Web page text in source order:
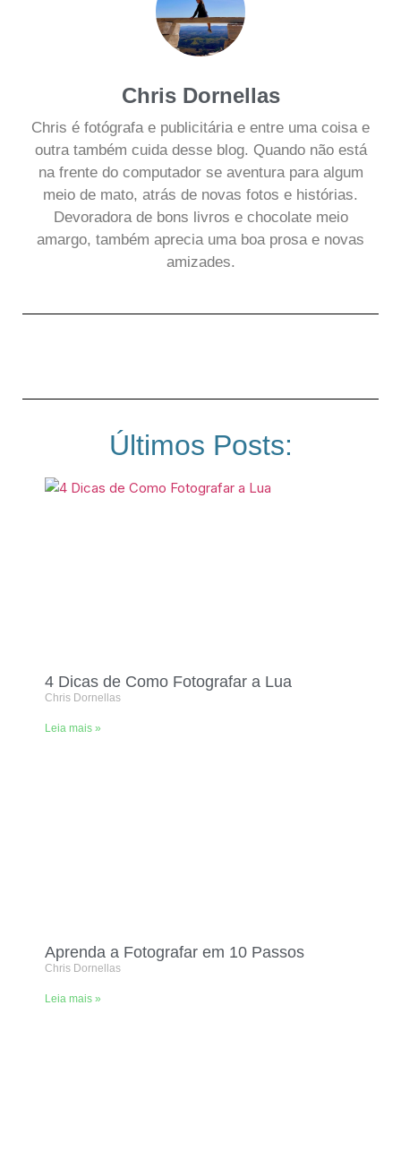
Chris Dornellas
Chris é fotógrafa e publicitária e entre uma coisa e
outra também cuida desse blog. Quando não está
na frente do computador se aventura para algum
meio de mato, atrás de novas fotos e histórias.
Devoradora de bons livros e chocolate meio
amargo, também aprecia uma boa prosa e novas
amizades.
Últimos Posts:
4 Dicas de Como Fotografar a Lua
Chris Dornellas
Leia mais »
Aprenda a Fotografar em 10 Passos
Chris Dornellas
Leia mais »